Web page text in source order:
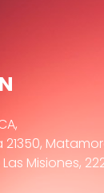
Misiones,